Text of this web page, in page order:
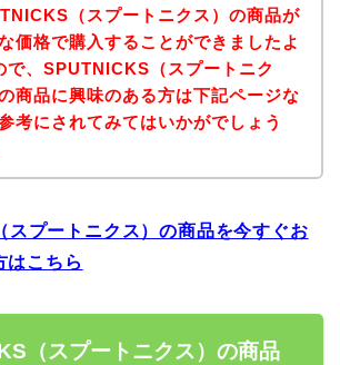
（スプートニクス）の商品が
価格で購入することができましたよ
で、SPUTNICKS（スプートニク
商品に興味のある方は下記ページな
考にされてみてはいかがでしょう
プートニクス）の商品を今すぐお
はこちら
（スプートニクス）の商品